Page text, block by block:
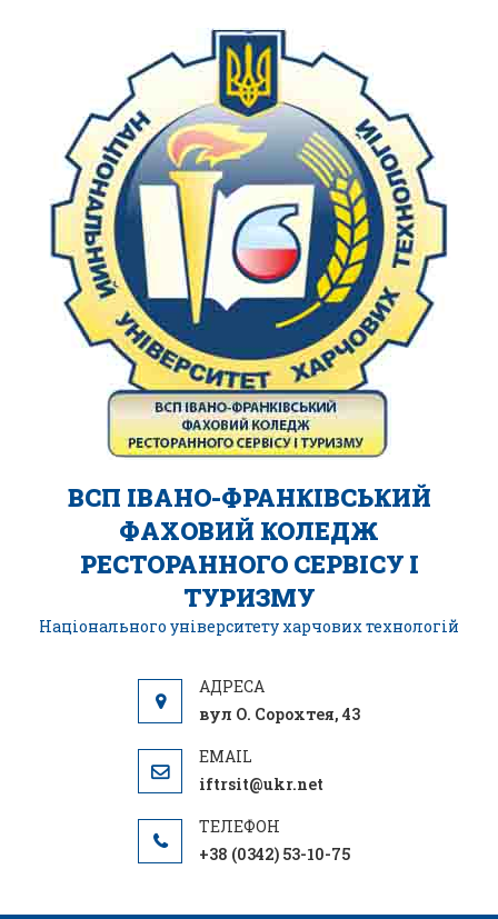
ВСП ІВАНО-ФРАНКІВСЬКИЙ
ФАХОВИЙ КОЛЕДЖ
РЕСТОРАННОГО СЕРВІСУ І
ТУРИЗМУ
Національного університету харчових технологій
вул О. Сорохтея, 43
iftrsit@ukr.net
+38 (0342) 53-10-75